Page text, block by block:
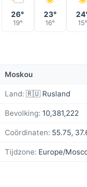
26°
19°
23°
16° 15°
Moskou
Land: 🇷🇺 Rusland
Bevolking: 10,381,222
Coördinaten: 55.75,
Tijdzone: Europe/